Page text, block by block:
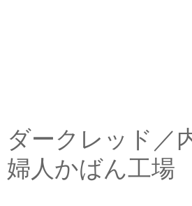
ダークレッド／
婦人かばん工場